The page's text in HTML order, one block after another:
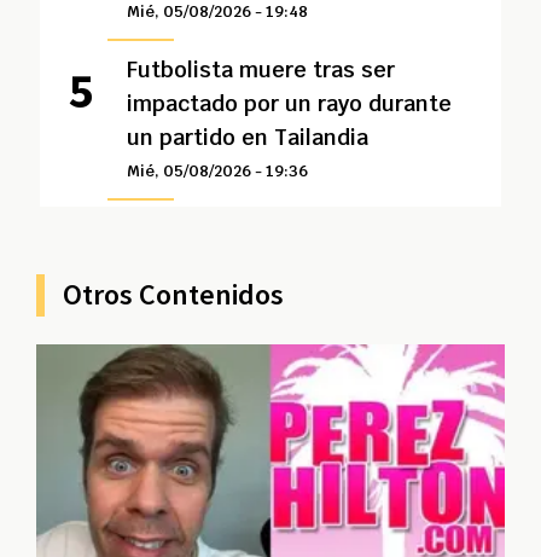
Mié, 05/08/2026 - 19:48
Futbolista muere tras ser
impactado por un rayo durante
un partido en Tailandia
Mié, 05/08/2026 - 19:36
Otros Contenidos